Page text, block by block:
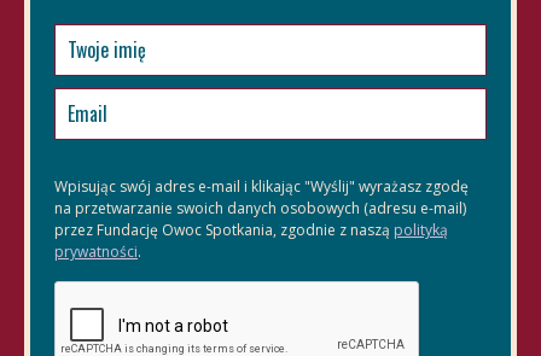
Wpisując swój adres e-mail i klikając "Wyślij" wyrażasz zgodę
na przetwarzanie swoich danych osobowych (adresu e-mail)
przez Fundację Owoc Spotkania, zgodnie z naszą polityką
prywatności.